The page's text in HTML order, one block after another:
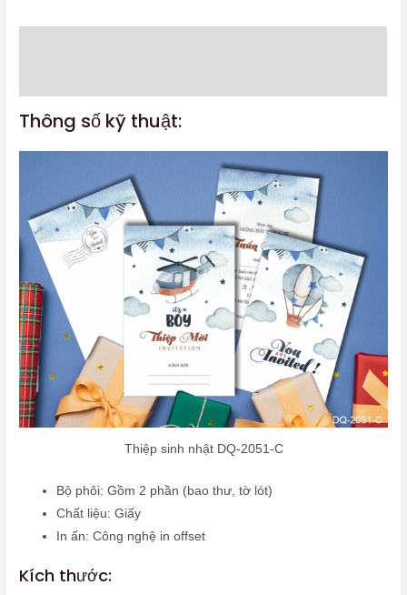
Thông số kỹ thuật:
Thiệp sinh nhật DQ-2051-C
Bộ phôi: Gồm 2 phần (bao thư, tờ lót)
Chất liệu: Giấy
In ấn: Công nghệ in offset
Kích thước: